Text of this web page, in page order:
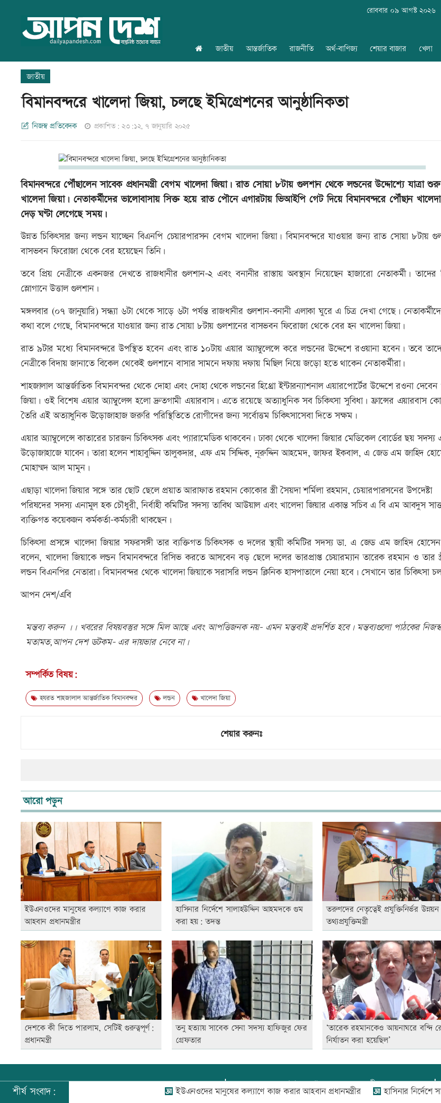
রোববার ০৯ আগস্ট ২০২৬
জাতীয় আন্তর্জাতিক রাজনীতি অর্থ-বাণিজ্য শেয়ার বাজার খেলা
জাতীয়
বিমানবন্দরে খালেদা জিয়া, চলছে ইমিগ্রেশনের আনুষ্ঠানিকতা
নিজস্ব প্রতিবেদক প্রকাশিত: ২৩:১২, ৭ জানুয়ারি ২০২৫
বিমানবন্দরে পৌঁছালেন সাবেক প্রধানমন্ত্রী বেগম খালেদা জিয়া। রাত সোয়া ৮টায় গুলশান থেকে লন্ডনের উদ্দোশ্যে যাত্রা
খালেদা জিয়া। নেতাকর্মীদের ভালোবাসায় সিক্ত হয়ে রাত পৌনে এগারটায় ভিআইপি গেট দিয়ে বিমানবন্দরে পৌঁছান
দেড় ঘণ্টা লেগেছে সময়।
উন্নত চিকিৎসার জন্য লন্ডন যাচ্ছেন বিএনপি চেয়ারপারসন বেগম খালেদা জিয়া। বিমানবন্দরে যাওয়ার জন্য রাত সোয়া ৮টায়
বাসভবন ফিরোজা থেকে বের হয়েছেন তিনি।
তবে প্রিয় নেত্রীকে একনজর দেখতে রাজধানীর গুলশান-২ এবং বনানীর রাস্তায় অবস্থান নিয়েছেন হাজারো নেতাকর্মী। তাদের
স্লোগানে উত্তাল গুলশান।
মঙ্গলবার (০৭ জানুয়ারি) সন্ধ্যা ৬টা থেকে সাড়ে ৬টা পর্যন্ত রাজধানীর গুলশান-বনানী এলাকা ঘুরে এ চিত্র দেখা গেছে।
কথা বলে গেছে, বিমানবন্দরে যাওয়ার জন্য রাত সোয়া ৮টায় গুলশানের বাসভবন ফিরোজা থেকে বের হন খালেদা জিয়া।
রাত ৯টার মধ্যে বিমানবন্দরে উপস্থিত হবেন এবং রাত ১০টায় এয়ার অ্যাম্বুলেন্সে করে লন্ডনের উদ্দেশে রওয়ানা হবেন। তবে
নেত্রীকে বিদায় জানাতে বিকেল থেকেই গুলশানে বাসার সামনে দফায় দফায় মিছিল নিয়ে জড়ো হতে থাকেন নেতাকর্মীরা।
শাহজালাল আন্তর্জাতিক বিমানবন্দর থেকে দোহা এবং দোহা থেকে লন্ডনের হিথ্রো ইন্টারন্যাশনাল এয়ারপোর্টের উদ্দেশে রওনা দেবেন
জিয়া। ওই বিশেষ এয়ার অ্যাম্বু্লেন্স হলো দ্রুতগামী এয়ারবাস। এতে রয়েছে অত্যাধুনিক সব চিকিৎসা সুবিধা। ফ্রান্সের এয়ারবাস
তৈরি এই অত্যাধুনিক উড়োজাহাজ জরুরি পরিস্থিতিতে রোগীদের জন্য সর্বোত্তম চিকিৎসাসেবা দিতে সক্ষম।
এয়ার অ্যাম্বুলেন্সে কাতারের চারজন চিকিৎসক এবং প্যারামেডিক থাকবেন। ঢাকা থেকে খালেদা জিয়ার মেডিকেল বোর্ডের ছয় সদস্য
উড়োজাহাজে ‍যাবেন। তারা হলেন শাহাবুদ্দিন তালুকদার, এফ এম সিদ্দিক, নূরুদ্দিন আহমেদ, জাফর ইকবাল, এ জেড এম জাহিদ
মোহাম্মদ আল মামুন।
এছাড়া খালেদা জিয়ার সঙ্গে তার ছোট ছেলে প্রয়াত আরাফাত রহমান কোকোর স্ত্রী সৈয়দা শর্মিলা রহমান, চেয়ারপারসনের উপদেষ্টা
পরিষদের সদস্য এনামুল হক চৌধুরী, নির্বাহী কমিটির সদস্য তাবিথ আউয়াল এবং খালেদা জিয়ার একান্ত সচিব এ বি এম আবদুস
ব্যক্তিগত কয়েকজন কর্মকর্তা-কর্মচারী থাকছেন।
চিকিৎসা প্রসঙ্গে খালেদা জিয়ার সফরসঙ্গী তার ব্যক্তিগত চিকিৎসক ও দলের স্থায়ী কমিটির সদস্য ডা. এ জেড এম জাহিদ
বলেন, খালেদা জিয়াকে লন্ডন বিমানবন্দরে রিসিভ করতে আসবেন বড় ছেলে দলের ভারপ্রাপ্ত চেয়ারম্যান তারেক রহমান ও তার
লন্ডন বিএনপির নেতারা। বিমানবন্দর থেকে খালেদা জিয়াকে সরাসরি লন্ডন ক্লিনিক হাসপাতালে নেয়া হবে। সেখানে তার চিকিৎসা
আপন দেশ/এবি
মন্তব্য করুন ।। খবরের বিষয়বস্তুর সঙ্গে মিল আছে এবং আপত্তিজনক নয়- এমন মন্তব্যই প্রদর্শিত হবে। মন্তব্যগুলো পাঠকের নিজস্ব
মতামত,আপন দেশ ডটকম- এর দায়ভার নেবে না।
সম্পর্কিত বিষয়:
হযরত শাহজালাল আন্তর্জাতিক বিমানবন্দর লন্ডন খালেদা জিয়া
শেয়ার করুনঃ
আরো পড়ুন
ইউএনওদের মানুষের কল্যাণে কাজ করার
আহবান প্রধানমন্ত্রীর
হাসিনার নির্দেশে সালাহউদ্দিন আহমদকে গুম
করা হয়: তদন্ত
তরুণদের নেতৃত্বেই প্রযুক্তিনির্ভর
তথ্যপ্রযুক্তিমন্ত্রী
দেশকে কী দিতে পারলাম, সেটিই গুরুত্বপূর্ণ:
প্রধানমন্ত্রী
তনু হত্যায় সাবেক সেনা সদস্য হাফিজুর ফের
গ্রেফতার
‘তারেক রহমানকেও আয়নাঘরে বন্দি
নির্যাতন করা হয়েছিল’
প্রধান সম্পাদক:আফজাল বারী
প্রোমিতা আফরিন কর্তৃক সম্পাদিত ও প্রকাশিত
শীর্ষ সংবাদ: ইউএনওদের মানুষের কল্যাণে কাজ করার আহবান প্রধানমন্ত্রীর হাসিনার নির্দেশে